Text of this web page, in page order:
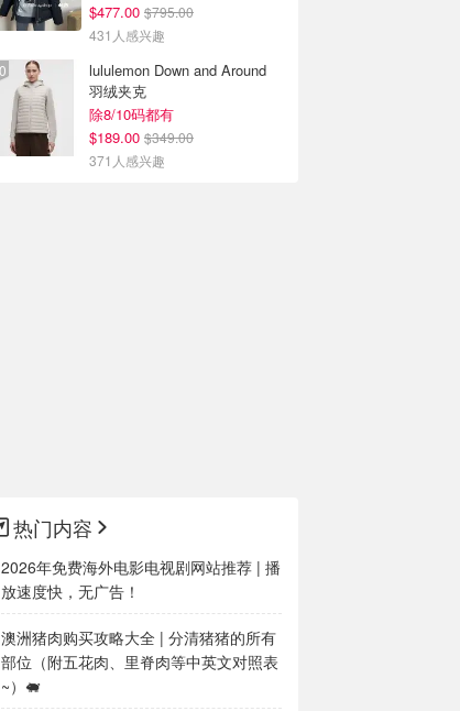
$477.00 $795.00
431人感兴趣
lululemon Down and Around
羽绒夹克
除8/10码都有
$189.00 $349.00
371人感兴趣
热门内容
2026年免费海外电影电视剧网站推荐 | 播
放速度快，无广告！
澳洲猪肉购买攻略大全 | 分清猪猪的所有
部位（附五花肉、里脊肉等中英文对照表
~）🐖